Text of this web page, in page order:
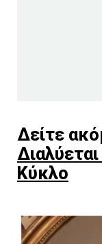
Δείτε
Κύκλο